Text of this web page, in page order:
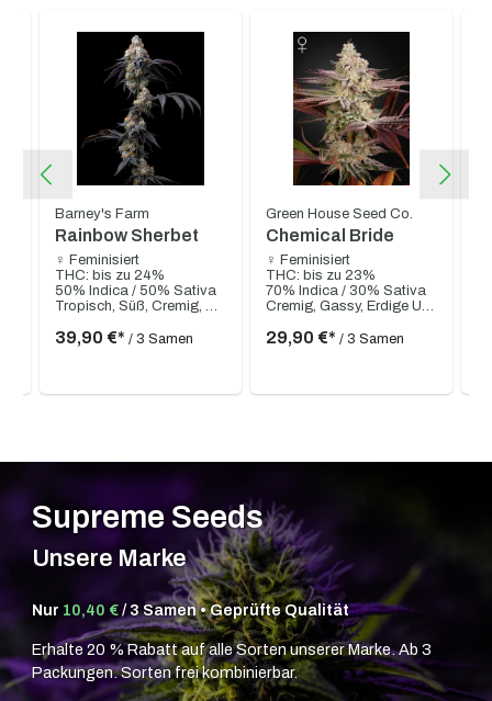
Barney's Farm
Rainbow Sherbet
♀ Feminisiert
THC: bis zu 24%
50% Indica / 50% Sativa
Tropisch, Süß, Cremig, Fruchtig, Bonbonartige Fruchtnoten, Melone, Exotische Süße
39,90 €*/ 3 Samen
Green House Seed Co.
Chemical Bride
♀ Feminisiert
THC: bis zu 23%
70% Indica / 30% Sativa
Cremig, Gassy, Erdige Untertöne
29,90 €*/ 3 Samen
Supreme Seeds
Unsere Marke
Nur 10,40 €/ 3 Samen • Geprüfte Qualität
Erhalte 20 % Rabatt auf alle Sorten unserer Marke. Ab 3
Packungen. Sorten frei kombinierbar.